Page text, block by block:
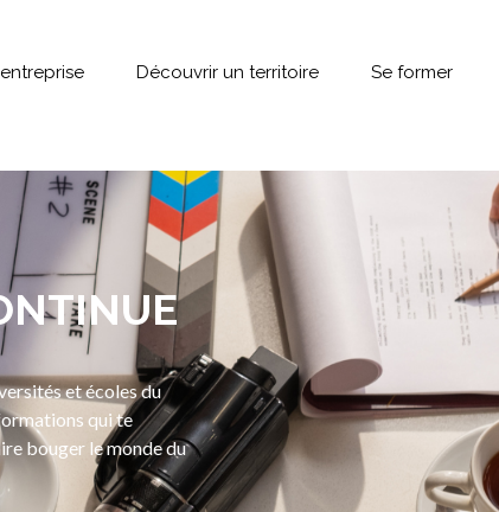
Découvrir un territoire Se former
et écoles du
qui te
bouger le monde du